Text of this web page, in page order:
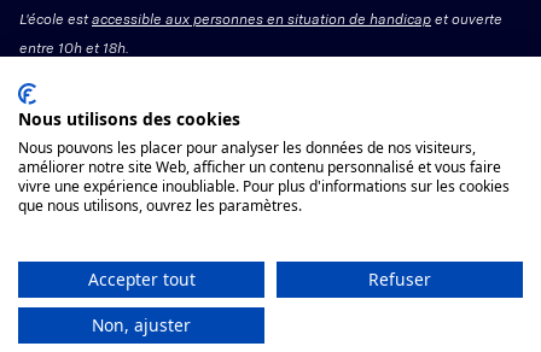
L'école estaccessible aux personnes en situation de handicap et ouverte
entre 10h et 18h.
Mentions légales – CGV
Organisme de formation enregistré sous le numéro
11755662775 auprès du préfet de région Île-de-France.
Voir les conditions générales de vente
Nous utilisons des cookies
Nous pouvons les placer pour analyser les données de nos visiteurs,
améliorer notre site Web, afficher un contenu personnalisé et vous faire
vivre une expérience inoubliable. Pour plus d'informations sur les cookies
que nous utilisons, ouvrez les paramètres.
Accepter tout
Refuser
Non, ajuster